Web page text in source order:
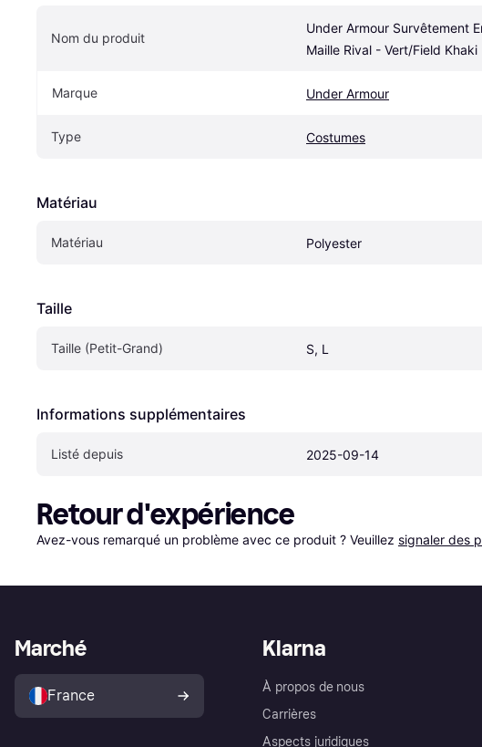
Nom du produit
Under Armour Survêtement
Maille Rival - Vert/Field Khaki
Marque Under Armour
Type Costumes
Matériau
Matériau Polyester
Taille
Taille (Petit-Grand) S, L
Informations supplémentaires
Listé depuis 2025-09-14
Retour d'expérience
Avez-vous remarqué un problème avec ce produit ? Veuillez signaler des
Klarna
À propos de nous
Carrières
Aspects juridiques
Marché
France